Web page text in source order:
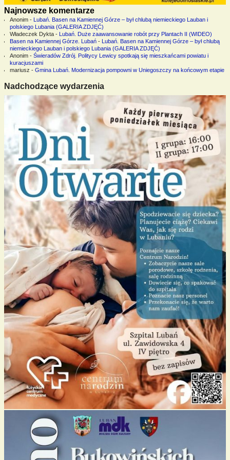
Najnowsze komentarze
Anonim- Lubań. Basen na Kamiennej Górze – był chlubą niemieckiego Lauban i
polskiego Lubania (GALERIA ZDJĘĆ)
Władeczek Dykta- Lubań. Duże zaawansowanie robót przy Plantach II (WIDEO)
Basen na Kamiennej Górze. Lubań- Lubań. Basen na Kamiennej Górze – był chlubą
niemieckiego Lauban i polskiego Lubania (GALERIA ZDJĘĆ)
Anonim- Świeradów Zdrój. Politycy Lewicy spotkają się mieszkańcami powiatu i
kuracjuszami
mariusz - Gmina Lubań. Modernizacja pompowni w Uniegoszczy na końcowym etapie
Nadchodzące wydarzenia